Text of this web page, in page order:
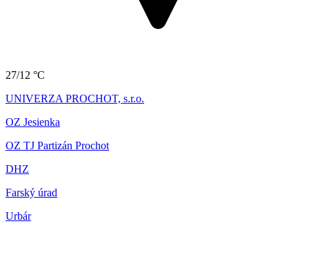
27/12 °C
UNIVERZA PROCHOT, s.r.o.
OZ Jesienka
OZ TJ Partizán Prochot
DHZ
Farský úrad
Urbár